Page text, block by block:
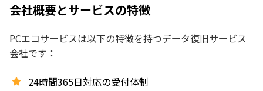
会社概要とサービスの特徴
PCエコサービスは以下の特徴を持つデータ復旧サービス
会社です：
24時間365日対応の受付体制